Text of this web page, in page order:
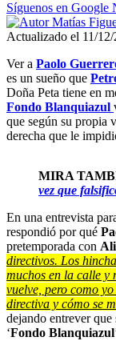
Síguenos en Google
Actualizado el 11/
Ver a Paolo
es un sueño que
Doña Peta tiene en
Fondo Blanquiazul
que según su propia
derecha que le
MIRA
vez que
En una entrevista
respondió por qué
pretemporada con
directivos. Los
muchos en la calle y
vuelve, pero como
directiva y cómo se
dejando entrever que
‘Fondo Blanquiazul